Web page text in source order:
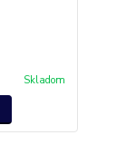
Skladom